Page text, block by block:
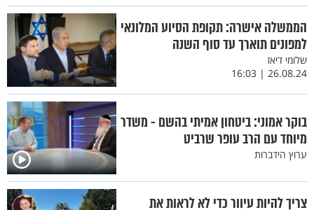
הממשלה אישרה: תקופת הסיוע המלונאי
למפונים תוארך עד סוף השנה
שלומי דיאז
26.08.24 | 16:03
בוקר אמוני: ביטחון אמיתי בהשם - משדר
מיוחד עם הרב עופר שרביט
ערוץ הידברות
צריך להיות עיוור כדי לא לראות את